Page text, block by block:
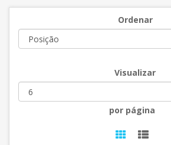
Ordenar
Visualizar
por página